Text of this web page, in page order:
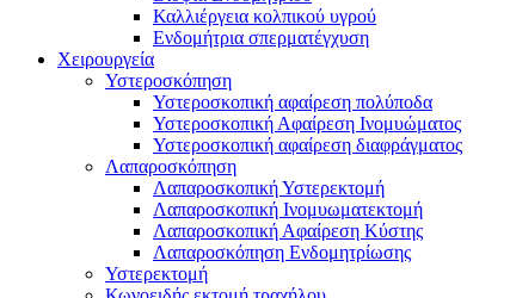
Καλλιέργεια κολπικού υγρού
Ενδομήτρια σπερματέγχυση
Χειρουργεία
Υστεροσκόπηση
Υστεροσκοπική αφαίρεση πολύποδα
Υστεροσκοπική Αφαίρεση Ινομυώματος
Υστεροσκοπική αφαίρεση διαφράγματος
Λαπαροσκόπηση
Λαπαροσκοπική Υστερεκτομή
Λαπαροσκοπική Ινομυωματεκτομή
Λαπαροσκοπική Αφαίρεση Κύστης
Λαπαροσκόπηση Ενδομητρίωσης
Υστερεκτομή